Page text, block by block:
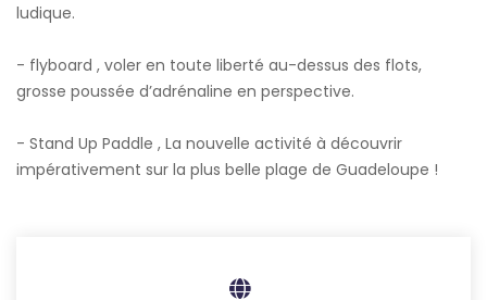
ludique.
- flyboard , voler en toute liberté au-dessus des flots,
grosse poussée d’adrénaline en perspective.
- Stand Up Paddle , La nouvelle activité à découvrir
impérativement sur la plus belle plage de Guadeloupe !